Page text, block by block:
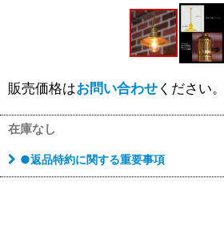
販売価格はお問い合わせください。
在庫なし
●返品特約に関する重要事項